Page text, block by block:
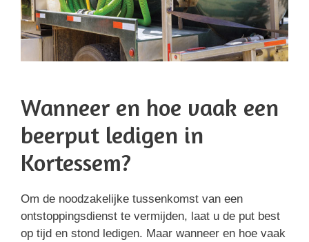
Wanneer en hoe vaak een
beerput ledigen in
Kortessem?
Om de noodzakelijke tussenkomst van een
ontstoppingsdienst te vermijden, laat u de put best
op tijd en stond ledigen. Maar wanneer en hoe vaak